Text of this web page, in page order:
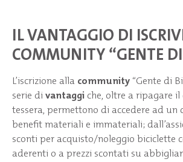
IL VANTAGGIO DI
COMMUNITY “GENTE
L’iscrizione alla community “Gente di
serie di vantaggi che, oltre a ripagare
tessera, permettono di accedere ad un
beneﬁt materiali e immateriali;
sconti per acquisto/noleggio biciclette
aderenti o a prezzi scontati su